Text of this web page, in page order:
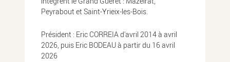
Peyrabout et Saint-Yrieix-les-Bois.
Président : Eric CORREIA d'avril 2014 à avril
2026, puis Eric BODEAU à partir du 16 avril
2026